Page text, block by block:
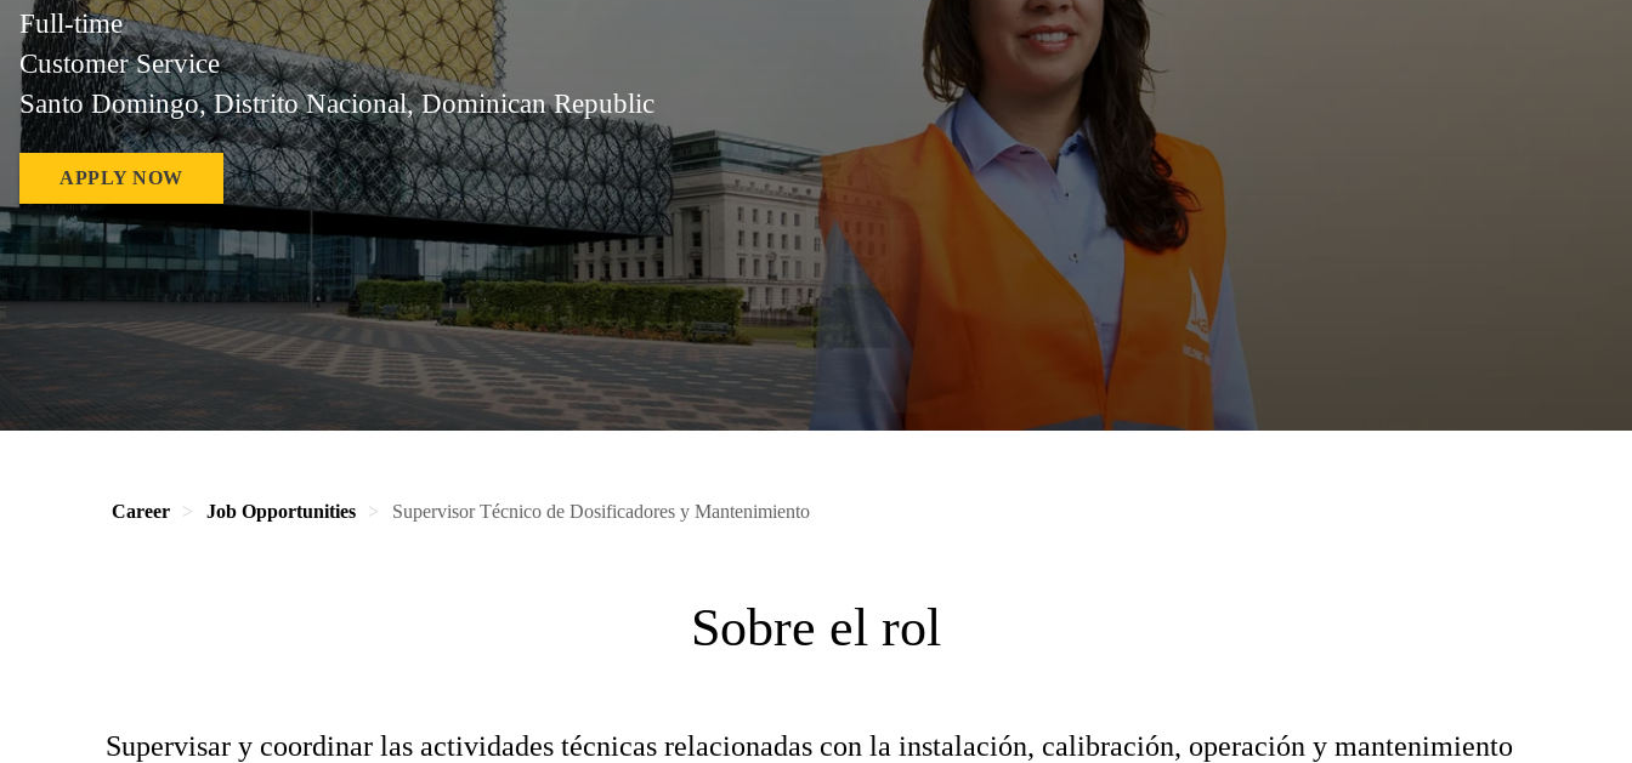
Full-time
Customer Service
Santo Domingo, Distrito Nacional, Dominican Republic
APPLY NOW
Career Job Opportunities Supervisor Técnico de Dosificadores y Mantenimiento
Sobre el rol
Supervisar y coordinar las actividades técnicas relacionadas con la instalación, calibración, operación y mantenimiento